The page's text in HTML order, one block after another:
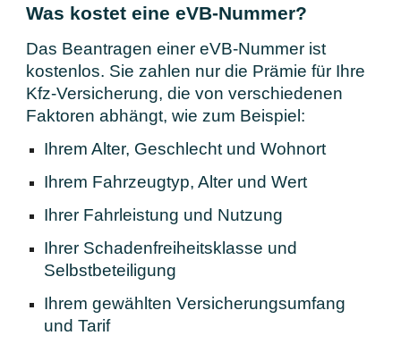
Was kostet eine eVB-Nummer?
Das Beantragen einer eVB-Nummer ist
kostenlos. Sie zahlen nur die Prämie für Ihre
Kfz-Versicherung, die von verschiedenen
Faktoren abhängt, wie zum Beispiel:
Ihrem Alter, Geschlecht und Wohnort
Ihrem Fahrzeugtyp, Alter und Wert
Ihrer Fahrleistung und Nutzung
Ihrer Schadenfreiheitsklasse und
Selbstbeteiligung
Ihrem gewählten Versicherungsumfang
und Tarif